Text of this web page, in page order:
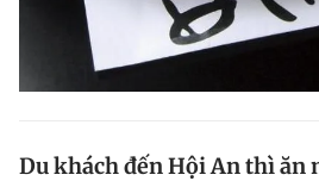
Du khách đến Hội An thì ăn